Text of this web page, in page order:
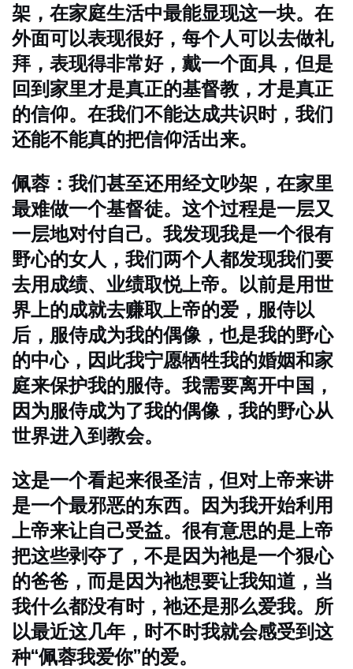
架，在家庭生活中最能显现这一块。在
外面可以表现很好，每个人可以去做礼
拜，表现得非常好，戴一个面具，但是
回到家里才是真正的基督教，才是真正
的信仰。在我们不能达成共识时，我们
还能不能真的把信仰活出来。
佩蓉：我们甚至还用经文吵架，在家里
最难做一个基督徒。这个过程是一层又
一层地对付自己。我发现我是一个很有
野心的女人，我们两个人都发现我们要
去用成绩、业绩取悦上帝。以前是用世
界上的成就去赚取上帝的爱，服侍以
后，服侍成为我的偶像，也是我的野心
的中心，因此我宁愿牺牲我的婚姻和家
庭来保护我的服侍。我需要离开中国，
因为服侍成为了我的偶像，我的野心从
世界进入到教会。
这是一个看起来很圣洁，但对上帝来讲
是一个最邪恶的东西。因为我开始利用
上帝来让自己受益。很有意思的是上帝
把这些剥夺了，不是因为祂是一个狠心
的爸爸，而是因为祂想要让我知道，当
我什么都没有时，祂还是那么爱我。所
以最近这几年，时不时我就会感受到这
种“佩蓉我爱你”的爱。